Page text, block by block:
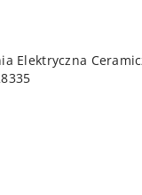
Elektryczna